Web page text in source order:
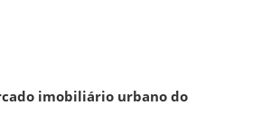
imobiliário urbano do